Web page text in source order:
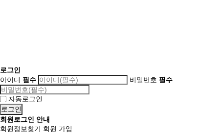
로그인
아이디 필수 비밀번호 필수
자동로그인
회원로그인 안내
회원정보찾기 회원 가입